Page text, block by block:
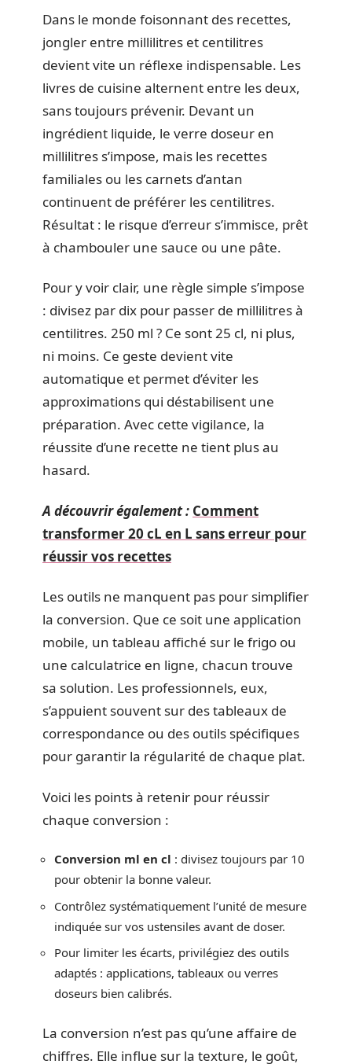
Dans le monde foisonnant des recettes,
jongler entre millilitres et centilitres
devient vite un réflexe indispensable. Les
livres de cuisine alternent entre les deux,
sans toujours prévenir. Devant un
ingrédient liquide, le verre doseur en
millilitres s’impose, mais les recettes
familiales ou les carnets d’antan
continuent de préférer les centilitres.
Résultat : le risque d’erreur s’immisce, prêt
à chambouler une sauce ou une pâte.
Pour y voir clair, une règle simple s’impose
: divisez par dix pour passer de millilitres à
centilitres. 250 ml ? Ce sont 25 cl, ni plus,
ni moins. Ce geste devient vite
automatique et permet d’éviter les
approximations qui déstabilisent une
préparation. Avec cette vigilance, la
réussite d’une recette ne tient plus au
hasard.
A découvrir également : Comment
transformer 20 cL en L sans erreur pour
réussir vos recettes
Les outils ne manquent pas pour simplifier
la conversion. Que ce soit une application
mobile, un tableau affiché sur le frigo ou
une calculatrice en ligne, chacun trouve
sa solution. Les professionnels, eux,
s’appuient souvent sur des tableaux de
correspondance ou des outils spécifiques
pour garantir la régularité de chaque plat.
Voici les points à retenir pour réussir
chaque conversion :
Conversion ml en cl : divisez toujours par 10
pour obtenir la bonne valeur.
Contrôlez systématiquement l’unité de mesure
indiquée sur vos ustensiles avant de doser.
Pour limiter les écarts, privilégiez des outils
adaptés : applications, tableaux ou verres
doseurs bien calibrés.
La conversion n’est pas qu’une affaire de
chiffres. Elle influe sur la texture, le goût,